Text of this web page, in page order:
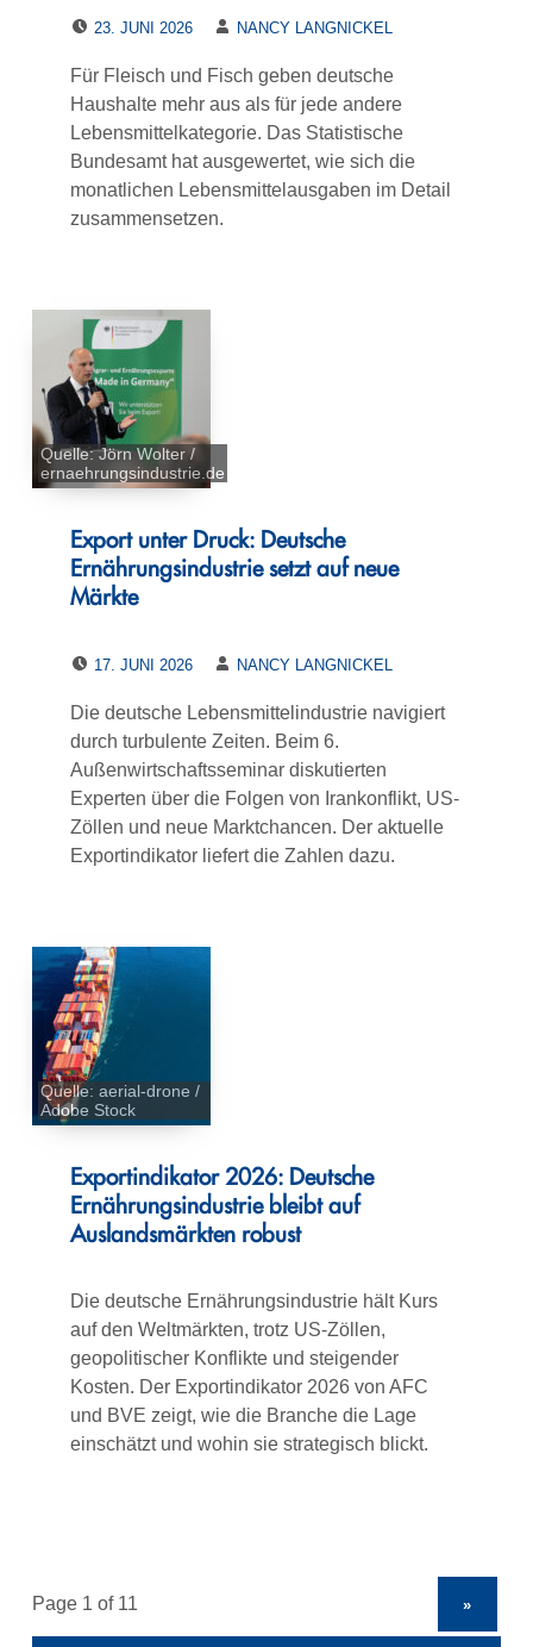
23. JUNI 2026
NANCY LANGNICKEL
Für Fleisch und Fisch geben deutsche
Haushalte mehr aus als für jede andere
Lebensmittelkategorie. Das Statistische
Bundesamt hat ausgewertet, wie sich die
monatlichen Lebensmittelausgaben im Detail
zusammensetzen.
Quelle: Jörn Wolter /
ernaehrungsindustrie.de
Export unter Druck: Deutsche
Ernährungsindustrie setzt auf neue
Märkte
17. JUNI 2026
NANCY LANGNICKEL
Die deutsche Lebensmittelindustrie navigiert
durch turbulente Zeiten. Beim 6.
Außenwirtschaftsseminar diskutierten
Experten über die Folgen von Irankonflikt, US-
Zöllen und neue Marktchancen. Der aktuelle
Exportindikator liefert die Zahlen dazu.
Quelle: aerial-drone /
Adobe Stock
Exportindikator 2026: Deutsche
Ernährungsindustrie bleibt auf
Auslandsmärkten robust
Die deutsche Ernährungsindustrie hält Kurs
auf den Weltmärkten, trotz US-Zöllen,
geopolitischer Konflikte und steigender
Kosten. Der Exportindikator 2026 von AFC
und BVE zeigt, wie die Branche die Lage
einschätzt und wohin sie strategisch blickt.
»